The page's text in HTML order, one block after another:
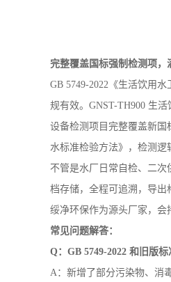
完整覆盖国标强制检测项
GB 5749-2022《生活饮用
规有效。GNST-TH900 生
设备检测项目完整覆盖新国
水标准检验方法》，检测逻